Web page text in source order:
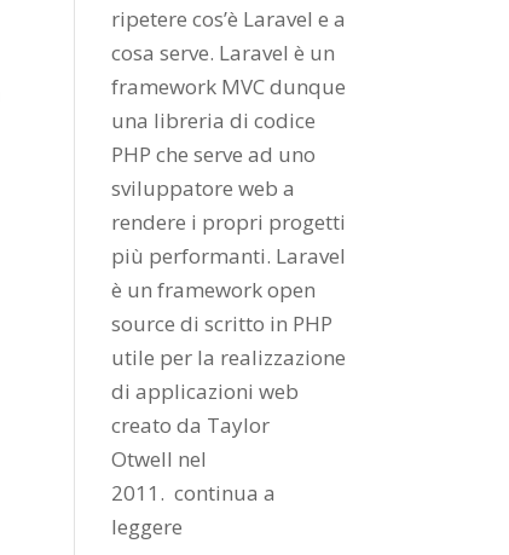
ripetere cos’è Laravel e a
cosa serve. Laravel è un
framework MVC dunque
una libreria di codice
PHP che serve ad uno
sviluppatore web a
rendere i propri progetti
più performanti. Laravel
è un framework open
source di scritto in PHP
utile per la realizzazione
di applicazioni web
creato da Taylor
Otwell nel
2011.continua a
leggere